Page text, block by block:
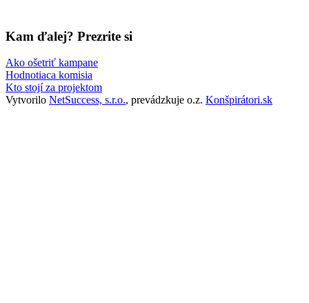
Kam ďalej? Prezrite si
Ako ošetriť kampane
Hodnotiaca komisia
Kto stojí za projektom
Vytvorilo NetSuccess, s.r.o., prevádzkuje o.z. Konšpirátori.sk